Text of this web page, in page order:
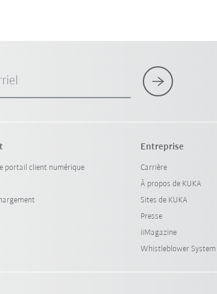
portail client numérique
Entreprise
Carrière
À propos de KUKA
Sites de KUKA
Presse
iiMagazine
Whistleblower System